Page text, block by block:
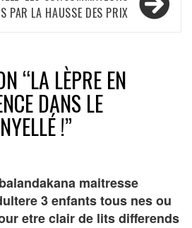
PAR LA HAUSSE DES PRIX
“LA LÈPRE EN
DANS LE
!”
maitresse
3 enfants tous nes ou
etre clair de lits differends